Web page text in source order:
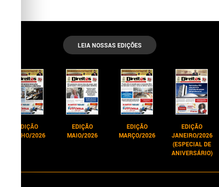
LEIA NOSSAS EDIÇÕES
EDIÇÃO
JUNHO/2026
EDIÇÃO
MAIO/2026
EDIÇÃO
MARÇO/2026
EDIÇÃO
JANEIRO/2026
(ESPECIAL DE
ANIVERSÁRIO)